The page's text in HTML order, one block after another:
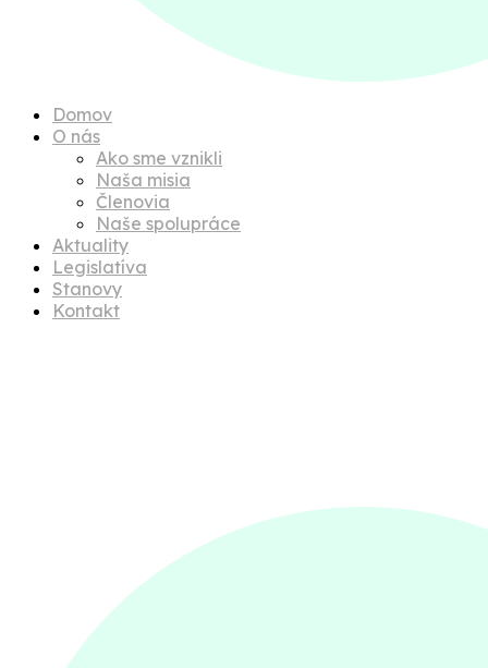
Domov
O nás
Ako sme vznikli
Naša misia
Členovia
Naše spolupráce
Aktuality
Legislatíva
Stanovy
Kontakt